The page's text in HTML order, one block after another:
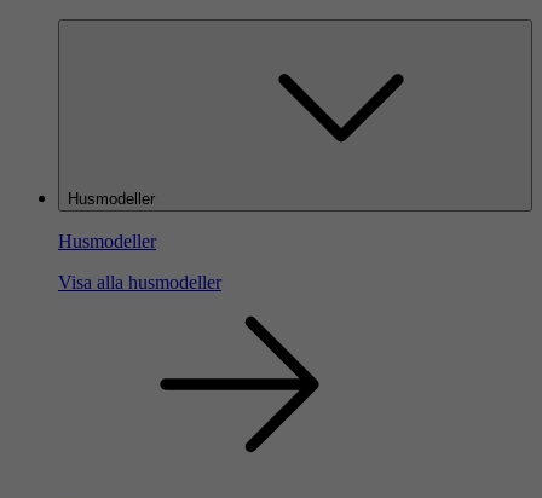
Husmodeller
Husmodeller
Visa alla husmodeller